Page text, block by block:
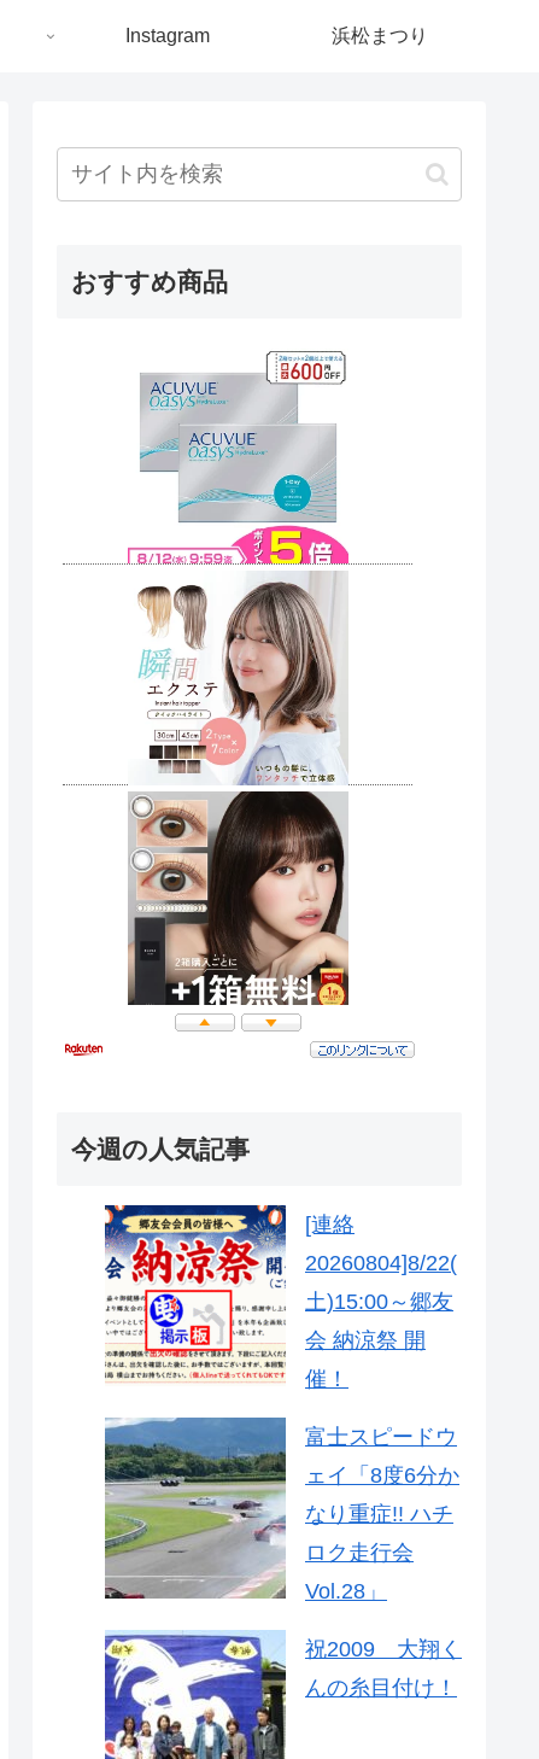
Instagram 浜松まつり
おすすめ商品
今週の人気記事
[連絡
20260804]8/22(
土)15:00～郷友
会 納涼祭 開
催！
富士スピードウ
ェイ「8度6分か
なり重症!! ハチ
ロク走行会
Vol.28」
祝2009 大翔く
んの糸目付け！